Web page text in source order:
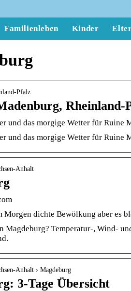
Familienleben Kinder
Pfalz
Rheinland-
und das morgige Wetter für
und das morgige Wetter für
Anhalt
dichte Bewölkung aber es
Magdeburg? Temperatur-, Wind-
Anhalt › Magdeburg
3-Tage Übersicht